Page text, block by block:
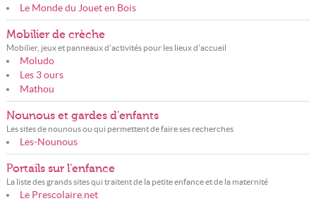
Le Monde du Jouet en Bois
Mobilier de crèche
Mobilier, jeux et panneaux d'activités pour les lieux d'accueil
Moludo
Les 3 ours
Mathou
Nounous et gardes d'enfants
Les sites de nounous ou qui permettent de faire ses recherches
Les-Nounous
Portails sur l'enfance
La liste des grands sites qui traitent de la petite enfance et de la maternité
Le Prescolaire.net